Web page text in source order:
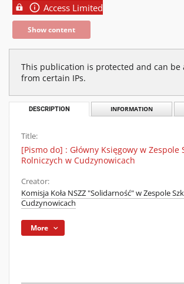
Access Limited
Show content
This publication is protected and can be
from certain IPs.
DESCRIPTION INFORMATION
Title:
[Pismo do] : Główny Księgowy w Zespole
Rolniczych w Cudzynowicach
Creator:
Komisja Koła NSZZ "Solidarność" w Zespole
Cudzynowicach
More